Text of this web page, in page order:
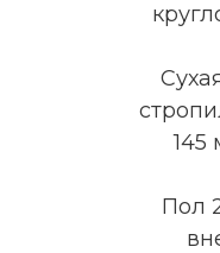
145
Пол